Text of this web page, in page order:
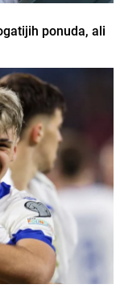
ponuda, ali